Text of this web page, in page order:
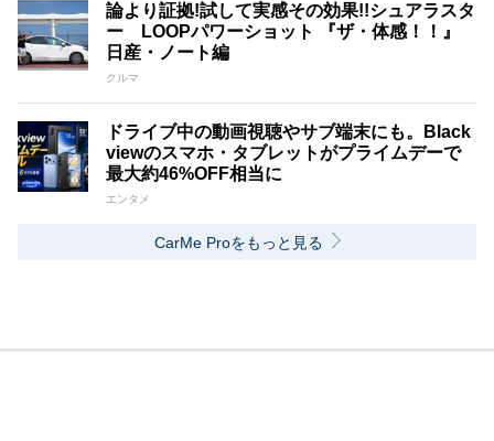
論より証拠!試して実感その効果!!シュアラスタ
ー LOOPパワーショット 『ザ・体感！！』
日産・ノート編
クルマ
ドライブ中の動画視聴やサブ端末にも。Black
viewのスマホ・タブレットがプライムデーで
最大約46%OFF相当に
エンタメ
CarMe Proをもっと見る